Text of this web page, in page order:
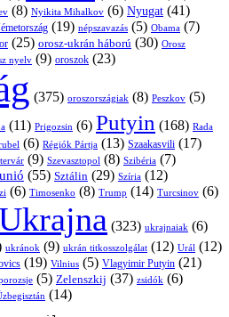
(8) Nyikita Mihalkov (6) Nyugat (41)
(19) népszavazás (5) Obama (7)
(25) orosz-ukrán háború (30) Orosz
nyelv (9) oroszok (23)
(375) oroszországiak (8) Peszkov (5)
(11) Prigozsin (6) Putyin (168) Rada
(6) Régiók Pártja (13) Szaakasvili (17)
(9) Szevasztopol (8) Szibéria (7)
(55) Sztálin (29) Szíria (12)
(6) Timosenko (8) Trump (14) Turcsinov (6)
(323) ukrajnaiak (6)
ukránok (9) ukrán titkosszolgálat (12) Urál (12)
(19) Vilnius (5) Vlagyimir Putyin (21)
(5) Zelenszkij (37) zsidók (6)
(14)